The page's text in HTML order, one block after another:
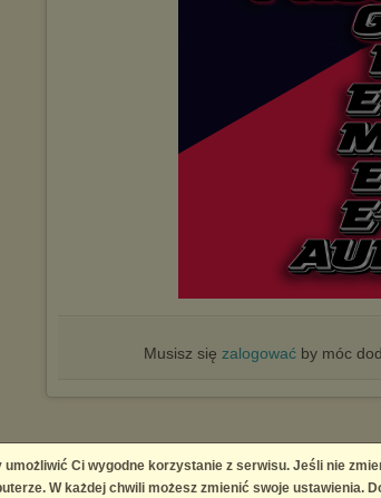
Musisz się zalogowaćby móc
Ci wygodne korzystanie z serwisu. Jeśli nie
W każdej chwili możesz zmienić swoje ustawienia.